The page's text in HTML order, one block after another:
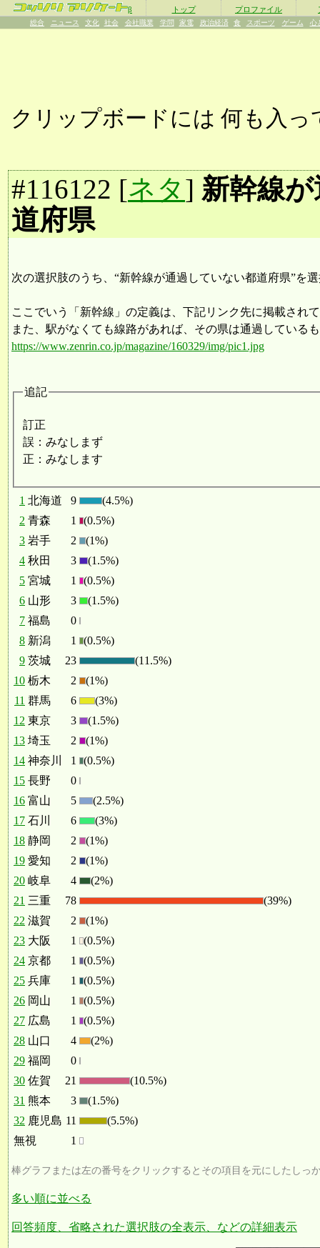
β トップ プロファイル
総合 ニュース 文化 社会 会社職業 学問 家電 政治経済 食 スポーツ ゲーム 心
クリップボードには 何も入っ
#116122 [ネタ] 新幹線
道府県
次の選択肢のうち、“新幹線が通過していない都道府県”を
ここでいう「新幹線」の定義は、下記リンク先に掲載され
また、駅がなくても線路があれば、その県は通過している
https://www.zenrin.co.jp/magazine/160329/img/pic1.jpg
追記
訂正
誤：みなしまず
正：みなします
1 北海道 9
(4.5%)
2 青森 1
(0.5%)
3 岩手 2
(1%)
4 秋田 3
(1.5%)
5 宮城 1
(0.5%)
6 山形 3
(1.5%)
7 福島
0
8 新潟 1
(0.5%)
9 茨城 23
(11.5%)
10 栃木 2
(1%)
11 群馬 6
(3%)
12 東京 3
(1.5%)
13 埼玉 2
(1%)
14 神奈川 1
(0.5%)
15 長野
0
16 富山 5
(2.5%)
17 石川 6
(3%)
18 静岡 2
(1%)
19 愛知 2
(1%)
20 岐阜 4
(2%)
21 三重 78
(39%)
22 滋賀 2
(1%)
23 大阪 1
(0.5%)
24 京都 1
(0.5%)
25 兵庫 1
(0.5%)
26 岡山 1
(0.5%)
27 広島 1
(0.5%)
28 山口 4
(2%)
29 福岡
0
30 佐賀 21
(10.5%)
31 熊本 3
(1.5%)
32 鹿児島 11
(5.5%)
無視
1
棒グラフまたは左の番号をクリックするとその項目を元にしたしっ
多い順に並べる
回答頻度、省略された選択肢の全表示、などの詳細表示